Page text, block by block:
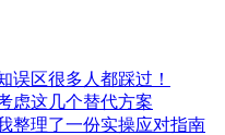
误区很多人都踩过！
虑这几个替代方案
整理了一份实操应对指南